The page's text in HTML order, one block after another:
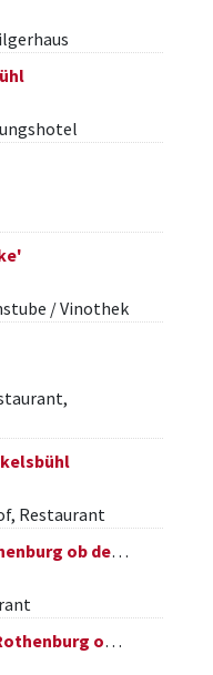
/ Vinothek
Restaurant
ob der Tauber
ob der Tauber